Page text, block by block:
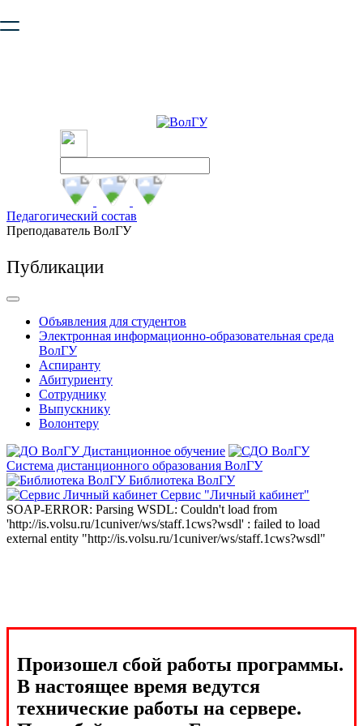
безопасную работу с сайтом. Пожалуйста
Педагогический состав
Преподаватель ВолГУ
Публикации
Объявления для студентов
Электронная информационно-образовательная среда
ВолГУ
Аспиранту
Абитуриенту
Сотруднику
Выпускнику
Волонтеру
Дистанционное обучение
Система дистанционного образования ВолГУ
Библиотека ВолГУ
Сервис "Личный кабинет"
SOAP-ERROR: Parsing WSDL: Couldn't load from
'http://is.volsu.ru/1cuniver/ws/staff.1cws?wsdl' : failed to load
external entity "http://is.volsu.ru/1cuniver/ws/staff.1cws?wsdl"
Произошел сбой работы программы.
В настоящее время ведутся
технические работы на сервере.